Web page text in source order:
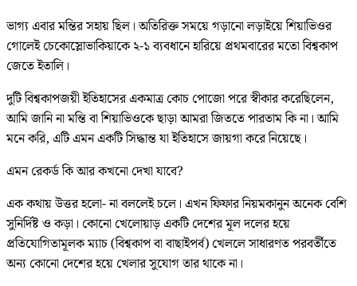
ভাগ্য এবার মন্তির সহায় ছিল। অতিরিক্ত সময়ে গড়ানো লড়াইয়ে শিয়াভিওর
গোলেই চেকোস্লোভাকিয়াকে ২-১ ব্যবধানে হারিয়ে প্রথমবারের মতো বিশ্বকাপ
জেতে ইতালি।
দুটি বিশ্বকাপজয়ী ইতিহাসের একমাত্র কোচ পোজো পরে স্বীকার করেছিলেন,
আমি জানি না মন্তি বা শিয়াভিওকে ছাড়া আমরা জিততে পারতাম কি না। আমি
মনে করি, এটি এমন একটি সিদ্ধান্ত যা ইতিহাসে জায়গা করে নিয়েছে।
এমন রেকর্ড কি আর কখনো দেখা যাবে?
এক কথায় উত্তর হলো- না বললেই চলে। এখন ফিফার নিয়মকানুন অনেক বেশি
সুনির্দিষ্ট ও কড়া। কোনো খেলোয়াড় একটি দেশের মূল দলের হয়ে
প্রতিযোগিতামূলক ম্যাচ (বিশ্বকাপ বা বাছাইপর্ব) খেললে সাধারণত পরবর্তীতে
অন্য কোনো দেশের হয়ে খেলার সুযোগ তার থাকে না।